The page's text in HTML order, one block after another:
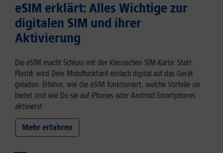
eSIM erklärt: Alles Wichtige zur
digitalen SIM und ihrer
Aktivierung
Die eSIM macht Schluss mit der klassischen SIM-Karte: Statt
Plastik wird Dein Mobilfunktarif einfach digital auf das Gerät
geladen. Erfahre, wie die eSIM funktioniert, welche Vorteile sie
bietet und wie Du sie auf iPhones oder Android-Smartphones
aktivierst.
Mehr erfahren